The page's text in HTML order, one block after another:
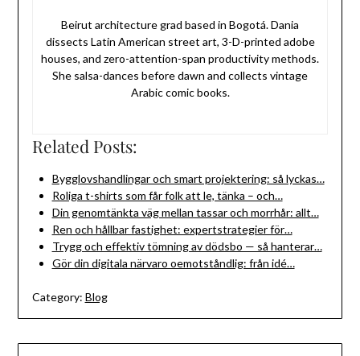
Beirut architecture grad based in Bogotá. Dania
dissects Latin American street art, 3-D-printed adobe
houses, and zero-attention-span productivity methods.
She salsa-dances before dawn and collects vintage
Arabic comic books.
Related Posts:
Bygglovshandlingar och smart projektering: så lyckas…
Roliga t-shirts som får folk att le, tänka – och…
Din genomtänkta väg mellan tassar och morrhår: allt…
Ren och hållbar fastighet: expertstrategier för…
Trygg och effektiv tömning av dödsbo — så hanterar…
Gör din digitala närvaro oemotståndlig: från idé…
Category: Blog